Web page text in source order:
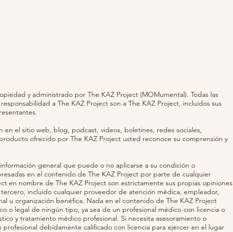
y administrado por The KAZ Project (MOMumental). Todas las
a The KAZ Project son a The KAZ Project, incluidos sus
en el sitio web, blog, podcast, videos, boletines, redes sociales,
ofrecido por The KAZ Project usted reconoce su comprensión y
general que puede o no aplicarse a su condición o
en el contenido de The KAZ Project por parte de cualquier
en nombre de The KAZ Project son estrictamente sus propias opiniones
incluido cualquier proveedor de atención médica, empleador,
u organización benéfica. Nada en el contenido de The KAZ Project
o legal de ningún tipo, ya sea de un profesional médico con licencia o
y tratamiento médico profesional. Si necesita asesoramiento o
debidamente calificado con licencia para ejercer en el lugar